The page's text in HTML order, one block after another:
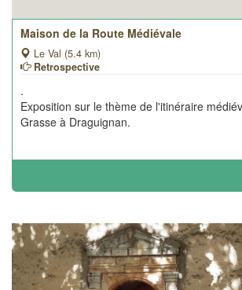
Maison de la Route Médiévale
Le Val (5.4 km)
Retrospective
.
Exposition sur le thème de l'itinéraire
Grasse à Draguignan.